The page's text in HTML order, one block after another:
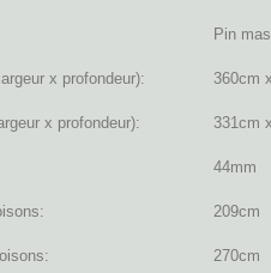
Pin
x profondeur): 360cm
x profondeur): 331cm
44mm
: 209cm
270cm